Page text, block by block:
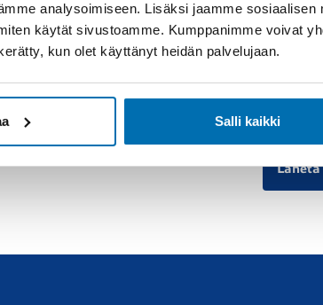
analysoimiseen. Lisäksi jaamme sosiaalisen
käytät sivustoamme. Kumppanimme voivat
kun olet käyttänyt heidän palvelujaan.
Salli kaikki
Lähetä